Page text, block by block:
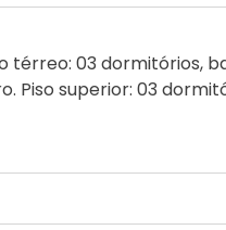
03 dormitórios,
superior: 03